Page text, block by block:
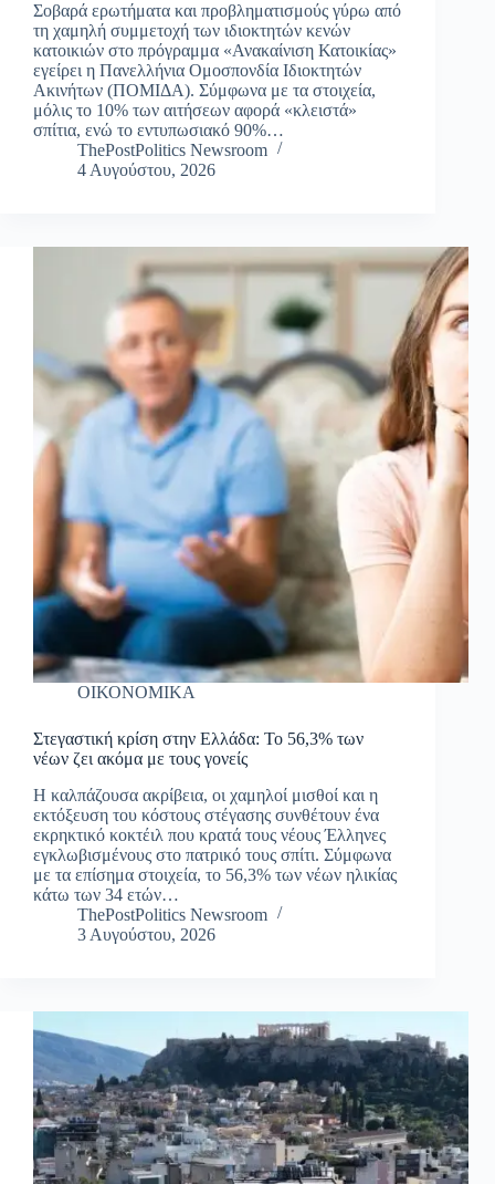
Σοβαρά ερωτήματα και προβληματισμούς γύρω από
τη χαμηλή συμμετοχή των ιδιοκτητών κενών
κατοικιών στο πρόγραμμα «Ανακαίνιση Κατοικίας»
εγείρει η Πανελλήνια Ομοσπονδία Ιδιοκτητών
Ακινήτων (ΠΟΜΙΔΑ). Σύμφωνα με τα στοιχεία,
μόλις το 10% των αιτήσεων αφορά «κλειστά»
σπίτια, ενώ το εντυπωσιακό 90%…
ThePostPolitics Newsroom
4 Αυγούστου, 2026
ΟΙΚΟΝΟΜΙΚΑ
Στεγαστική κρίση στην Ελλάδα: Το 56,3% των
νέων ζει ακόμα με τους γονείς
Η καλπάζουσα ακρίβεια, οι χαμηλοί μισθοί και η
εκτόξευση του κόστους στέγασης συνθέτουν ένα
εκρηκτικό κοκτέιλ που κρατά τους νέους Έλληνες
εγκλωβισμένους στο πατρικό τους σπίτι. Σύμφωνα
με τα επίσημα στοιχεία, το 56,3% των νέων ηλικίας
κάτω των 34 ετών…
ThePostPolitics Newsroom
3 Αυγούστου, 2026